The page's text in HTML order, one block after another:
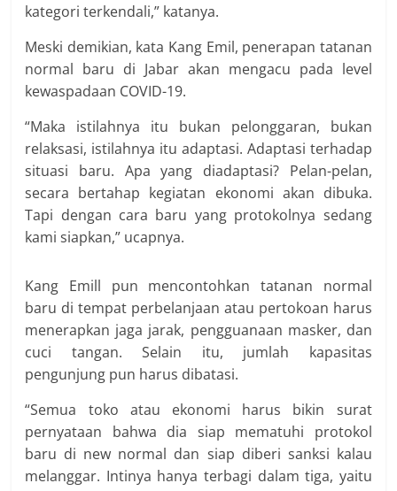
kategori terkendali,” katanya.
Meski demikian, kata Kang Emil, penerapan tatanan
normal baru di Jabar akan mengacu pada level
kewaspadaan COVID-19.
“Maka istilahnya itu bukan pelonggaran, bukan
relaksasi, istilahnya itu adaptasi. Adaptasi terhadap
situasi baru. Apa yang diadaptasi? Pelan-pelan,
secara bertahap kegiatan ekonomi akan dibuka.
Tapi dengan cara baru yang protokolnya sedang
kami siapkan,” ucapnya.
Kang Emill pun mencontohkan tatanan normal
baru di tempat perbelanjaan atau pertokoan harus
menerapkan jaga jarak, pengguanaan masker, dan
cuci tangan. Selain itu, jumlah kapasitas
pengunjung pun harus dibatasi.
“Semua toko atau ekonomi harus bikin surat
pernyataan bahwa dia siap mematuhi protokol
baru di new normal dan siap diberi sanksi kalau
melanggar. Intinya hanya terbagi dalam tiga, yaitu